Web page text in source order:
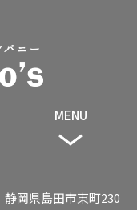
MENU
岡県島田市東町230